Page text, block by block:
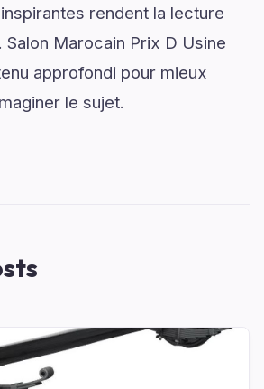
rendent la lecture
Salon Marocain Prix D Usine
approfondi pour mieux
le sujet.